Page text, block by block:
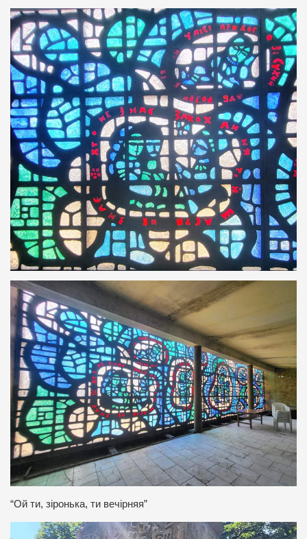
“Ой ти, зіронька, ти вечірняя”